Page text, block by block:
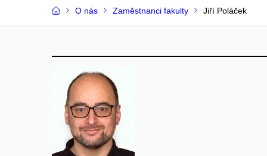
O nás Zaměstnanci fakulty Jiří Poláček